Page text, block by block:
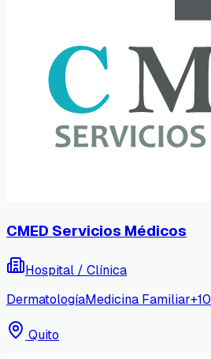
CMED Servicios Médicos
Hospital / Clínica
DermatologíaMedicina Familiar+10
Quito